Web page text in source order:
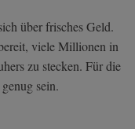
über frisches Geld.
viele Millionen in
zu stecken. Für die
sein.